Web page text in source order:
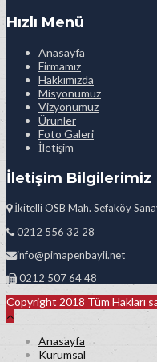
Hızlı Menü
Anasayfa
Firmamız
Hakkımızda
Misyonumuz
Vizyonumuz
Ürünler
Foto Galeri
İletişim
İletişim Bilgilerimiz
İkitelli OSB Mah. Sefaköy
0212 556 32 28
info@pimapenbayii.net
0212 507 64 48
Copyright 2018 Tüm Hakları
Anasayfa
Kurumsal